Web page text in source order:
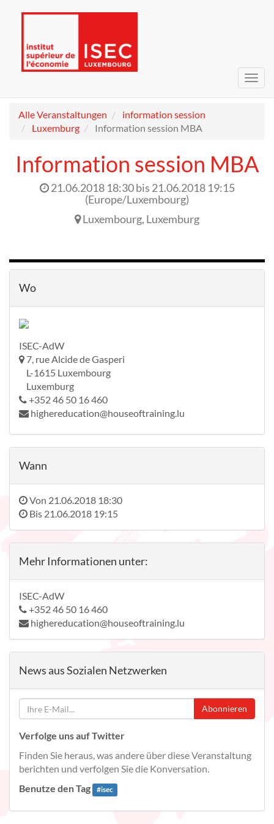
Alle Veranstaltungen
information session
Luxemburg
Information session MBA
Information session MBA
21.06.2018 18:30bis 21.06.2018 19:15
(Europe/Luxembourg)
Luxembourg, Luxemburg
Wo
ISEC-AdW
7, rue Alcide de Gasperi
L-1615 Luxembourg
Luxemburg
+352 46 50 16 460
highereducation@houseoftraining.lu
Wann
Von 21.06.2018 18:30
Bis 21.06.2018 19:15
Mehr Informationen unter:
ISEC-AdW
+352 46 50 16 460
highereducation@houseoftraining.lu
News aus Sozialen Netzwerken
Abonnieren
Verfolge uns auf Twitter
Finden Sie heraus, was andere über diese Veranstaltung
berichten und verfolgen Sie die Konversation.
Benutze den Tag
#isec